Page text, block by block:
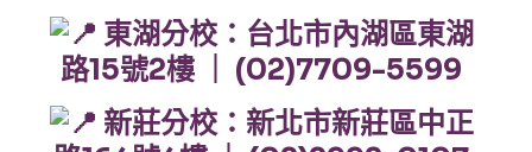
東湖分校：台北市內湖區東湖
路15號2樓 ｜ (02)7709-5599
新莊分校：新北市新莊區中正